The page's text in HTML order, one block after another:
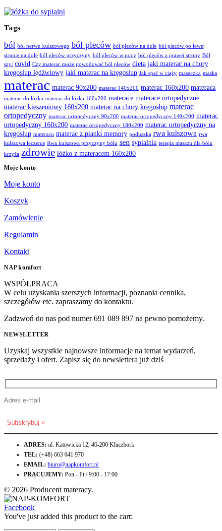
Tags
ból ból nerwu kulszowego ból pleców ból pleców na dole ból pleców po lewej
stronie na dole ból pleców przyczyny ból pleców w nocy ból pleców z prawej strony Ból
szyi covid Czy materac może powodować ból pleców dieta jaki materac na chory
kręgosłup lędźwiowy jaki materac na kręgosłup Jak spać w ciąży maseczka maska
materac materac 90x200 materac 140x200 materac 160x200 materaca
materac do łóżka materac do łóżka 160x200 materace materace ortopedyczne
materac kieszeniowy 160x200 materac na chory kręgosłup materac
ortopedyczny materac ortopedyczny 90x200 materac ortopedyczny 140x200 materac
ortopedyczny 160x200 materac ortopedyczny 180x200 materac ortopedyczny na
kręgosłup materacu materac z pianki memory poduszka rwa kulszowa rwa
kulszowa leczenie Rwa kulszowa przyczyny bólu sen sypialnia terapia masażu dla bólu
krzyża zdrowie łóżko z materacem 160x200
Moje konto
Moje konto
Koszyk
Zamówienie
Regulamin
Kontakt
NAP komfort
WSPÓŁPRACA
W celu uzyskania szerszych informacji, poznania cennika,
szczegółów etc. zapraszamy do kontaktu.
Zadzwoń do nas pod numer 691 089 897 na pewno pomożemy.
NEWSLETTER
Uzyskaj wszystkie najnowsze informacje na temat wydarzeń,
sprzedaży i ofert. Zapisz się do newslettera już dziś
ADRES: ul. Katowicka 12, 46-200 Kluczbork
TEL: (+48) 663 041 970
EMAIL: biuro@napkomfort.pl
PRACUJEMY: Pon - Pt / 9:00 - 17:00
© 2026 Producent materacy.
Facebook
You've just added this product to the cart: